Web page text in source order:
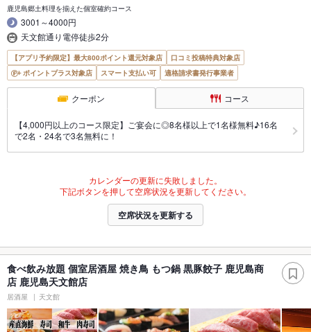
鹿児島郷土料理を揃えた個室確約コース
3001～4000円
天文館通り電停徒歩2分
【アプリ予約限定】最大800ポイント還元対象店
口コミ投稿特典対象店
ポイントプラス対象店
スマート支払い可 適格請求書発行事業者
クーポン コース
【4,000円以上のコース限定】ご宴会に◎8名様以上で1名様無料♪16名
で2名・24名で3名無料に！
カレンダーの更新に失敗しました。
下記ボタンを押して空席状況を更新してください。
空席状況を更新する
食べ飲み放題 個室居酒屋 焼き鳥 もつ鍋 黒豚餃子 鹿児島商
店 鹿児島天文館店
居酒屋 天文館